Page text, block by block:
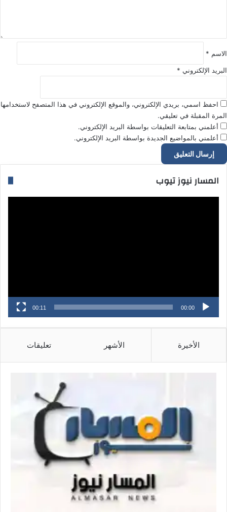
الاسم *
البريد الإلكتروني *
احفظ اسمي، بريدي الإلكتروني، والموقع الإلكتروني في هذا المتصفح لاستخدامها
المرة المقبلة في تعليقي.
أعلمني بمتابعة التعليقات بواسطة البريد الإلكتروني.
أعلمني بالمواضيع الجديدة بواسطة البريد الإلكتروني.
المسار نيوز تيوب
00:00
00:11
الأخيرة الأشهر تعليقات